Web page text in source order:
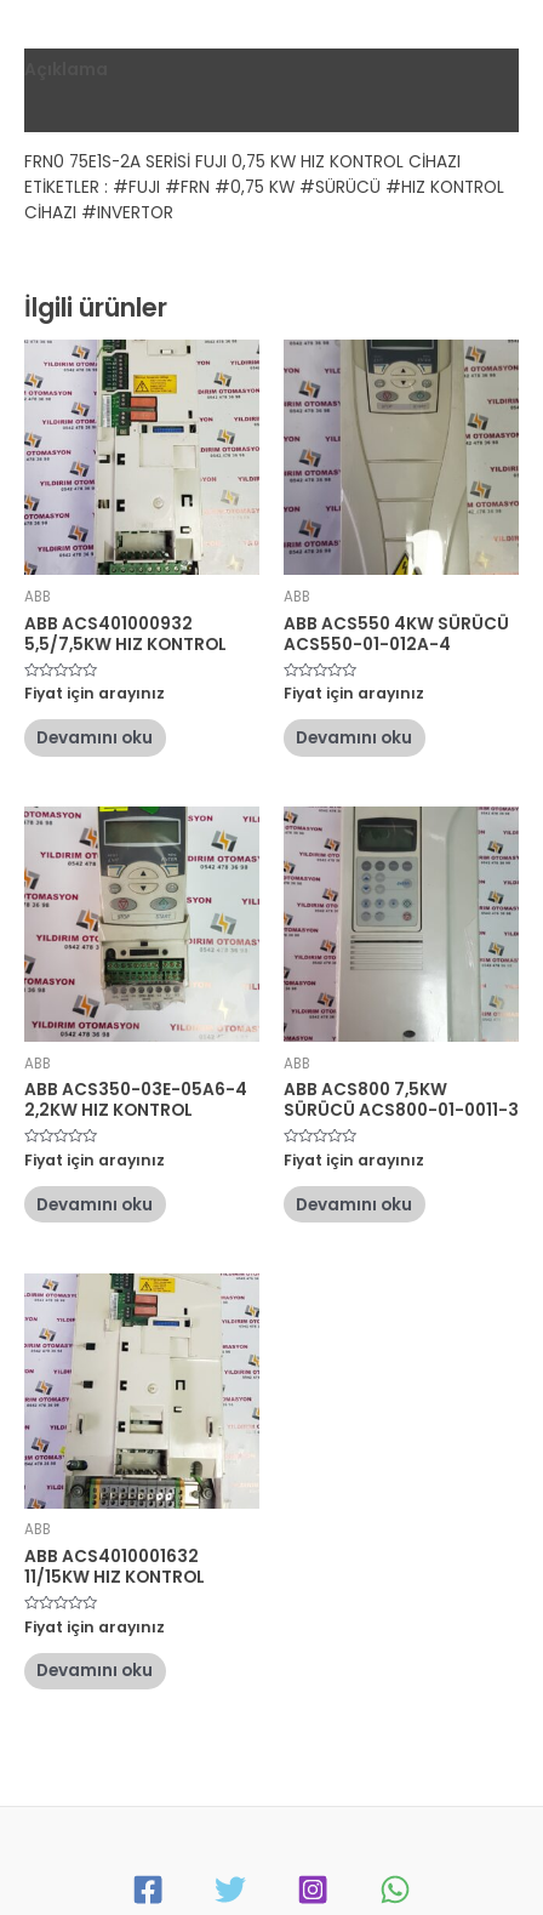
FRN0 75E1S-2A SERİSİ FUJI 0,75 KW HIZ KONTROL CİHAZI
ETİKETLER : #FUJI #FRN #0,75 KW #SÜRÜCÜ #HIZ KONTROL
CİHAZI #INVERTOR
İlgili ürünler
ABB
ABB ACS401000932
5,5/7,5KW HIZ KONTROL
5
üzerinden
oy
aldı
Fiyat için arayınız
Devamını oku
ABB
ABB ACS550 4KW SÜRÜCÜ
ACS550-01-012A-4
5
üzerinden
oy
aldı
Fiyat için arayınız
Devamını oku
ABB
ABB ACS350-03E-05A6-4
2,2KW HIZ KONTROL
5
üzerinden
oy
aldı
Fiyat için arayınız
Devamını oku
ABB
ABB ACS800 7,5KW
SÜRÜCÜ ACS800-01-0011-3
5
üzerinden
oy
aldı
Fiyat için arayınız
Devamını oku
ABB
ABB ACS4010001632
11/15KW HIZ KONTROL
5
üzerinden
oy
aldı
Fiyat için arayınız
Devamını oku